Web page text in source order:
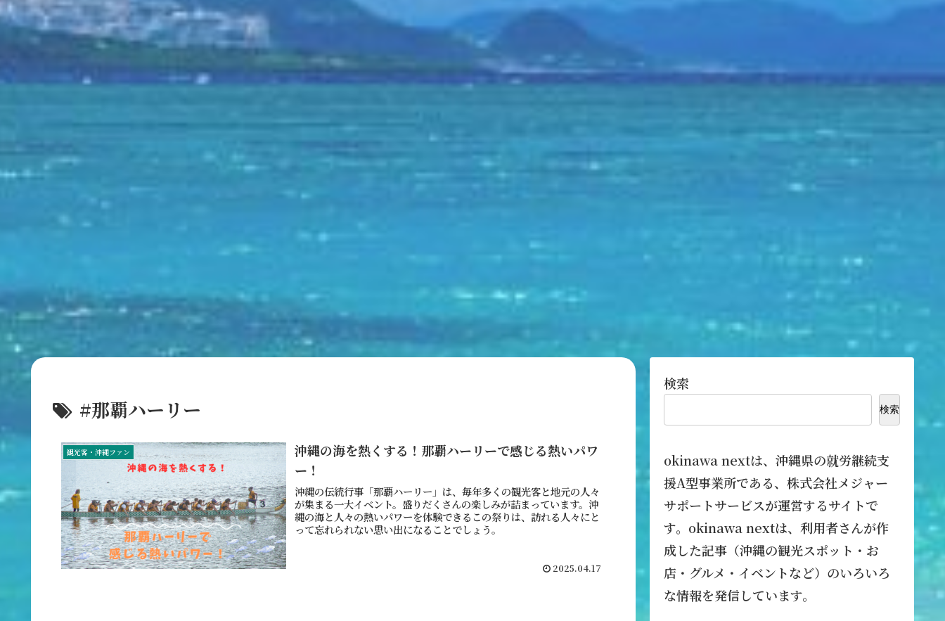
#那覇ハーリー
観光客・沖縄ファン
沖縄の海を熱くする！那覇ハーリーで感じる熱いパワ
ー！
沖縄の伝統行事「那覇ハーリー」は、毎年多くの観光客と地元の人々
が集まる一大イベント。盛りだくさんの楽しみが詰まっています。沖
縄の海と人々の熱いパワーを体験できるこの祭りは、訪れる人々にと
って忘れられない思い出になることでしょう。
2025.04.17
検索
検索
okinawa nextは、沖縄県の就労継続支
援A型事業所である、株式会社メジャー
サポートサービスが運営するサイトで
す。okinawa nextは、利用者さんが作
成した記事（沖縄の観光スポット・お
店・グルメ・イベントなど）のいろいろ
な情報を発信しています。